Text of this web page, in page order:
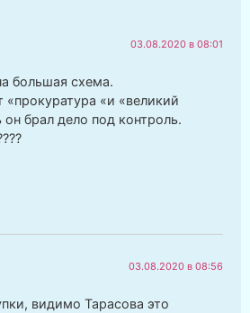
03.08.2020 в 08:01
большая схема.
«и «великий
брал дело под контроль.
03.08.2020 в 08:56
видимо Тарасова это